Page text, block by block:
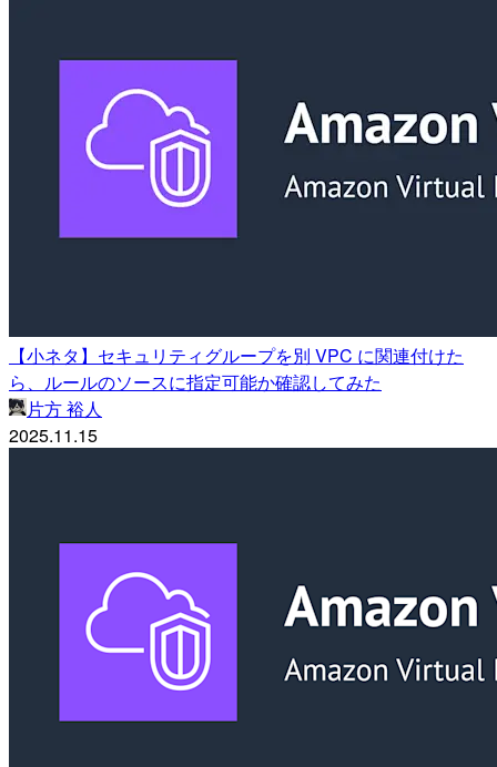
【小ネタ】セキュリティグループを別 VPC に関連付けた
ら、ルールのソースに指定可能か確認してみた
片方 裕人
2025.11.15